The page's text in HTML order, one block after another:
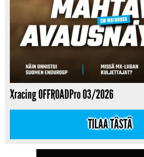
Xracing OFFROADPro 03/2026
TILAA TÄSTÄ